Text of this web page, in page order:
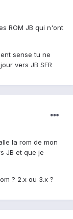
ROM JB qui n'ont
sense tu ne
vers JB SFR
la rom de mon
JB et que je
? 2.x ou 3.x ?